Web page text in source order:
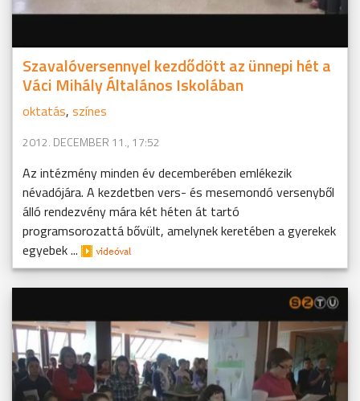
Szavalóversennyel kezdődött az ünnepi hét a
Váci Mihály Általános Iskolában
oktatás, színes
2012. DECEMBER 11., 17:52
Az intézmény minden év decemberében emlékezik
névadójára. A kezdetben vers- és mesemondó versenyből
álló rendezvény mára két héten át tartó
programsorozattá bővült, amelynek keretében a gyerekek
egyebek ...